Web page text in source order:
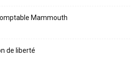
Mammouth
de liberté